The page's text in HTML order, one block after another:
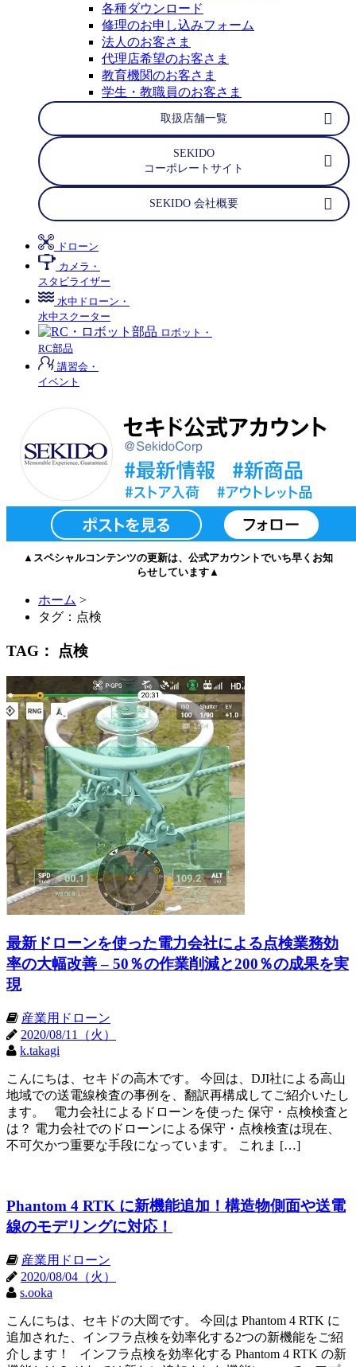
各種ダウンロード
修理のお申し込みフォーム
法人のお客さま
代理店希望のお客さま
教育機関のお客さま
学生・教職員のお客さま
取扱店舗一覧
SEKIDO
コーポレートサイト
SEKIDO 会社概要
ドローン
カメラ・
スタビライザー
水中ドローン・
水中スクーター
ロボット・
RC部品
講習会・
イベント
▲スペシャルコンテンツの更新は、公式アカウントでいち早くお知
らせしています▲
ホーム >
タグ：点検
TAG： 点検
最新ドローンを使った電力会社による点検業務効
率の大幅改善 – 50％の作業削減と200％の成果を実
現
産業用ドローン
2020/08/11（火）
k.takagi
こんにちは、セキドの高木です。 今回は、DJI社による高山
地域での送電線検査の事例を、翻訳再構成してご紹介いたし
ます。 電力会社によるドローンを使った 保守・点検検査と
は？ 電力会社でのドローンによる保守・点検検査は現在、
不可欠かつ重要な手段になっています。 これま […]
Phantom 4 RTK に新機能追加！構造物側面や送電
線のモデリングに対応！
産業用ドローン
2020/08/04（火）
s.ooka
こんにちは、セキドの大岡です。 今回は Phantom 4 RTK に
追加された、インフラ点検を効率化する2つの新機能をご紹
介します！ インフラ点検を効率化する Phantom 4 RTK の新